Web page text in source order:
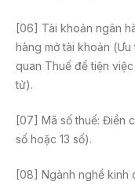
[06] Tài khoản ngân
hàng mở tài khoản
quan Thuế để tiện
tử).
[07] Mã số thuế: Điền
số hoặc 13 số).
[08] Ngành nghề kinh